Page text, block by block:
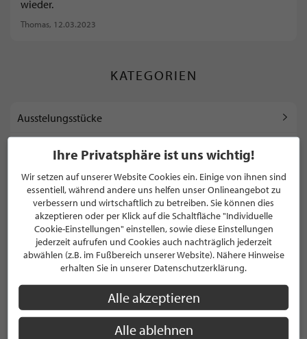
wieder.
Thomas, 12.03.2023
KATEGORIEN
Ausstelungsstücke
Couch
Couchtisch
WEITERE KATEGORIEN ANZEIGEN
MARKEN
Ihre Privatsphäre ist uns wichtig!
Wir setzen auf unserer Website Cookies ein. Einige von ihnen sind
essentiell, während andere uns helfen unser Onlineangebot zu
verbessern und wirtschaftlich zu betreiben. Sie können dies
akzeptieren oder per Klick auf die Schaltfläche "Individuelle
Cookie-Einstellungen" einstellen, sowie diese Einstellungen
jederzeit aufrufen und Cookies auch nachträglich jederzeit
abwählen (z.B. im Fußbereich unserer Website). Nähere Hinweise
erhalten Sie in unserer Datenschutzerklärung.
Alle akzeptieren
Alle ablehnen